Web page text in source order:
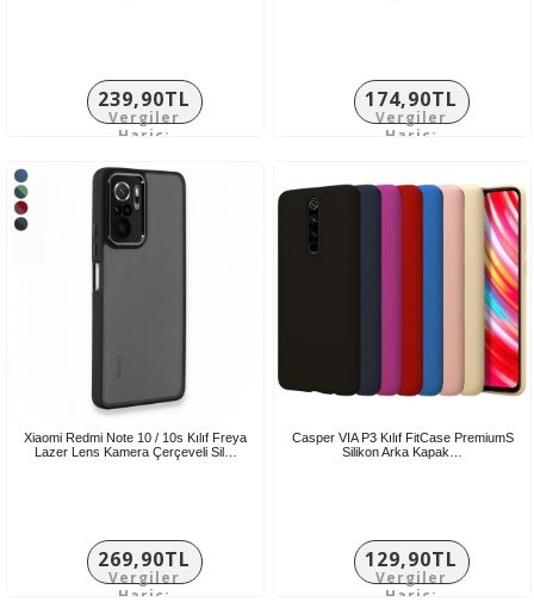
239,90TL
Vergiler
Hariç:
174,90TL
Vergiler
Hariç:
Xiaomi Redmi Note 10 / 10s Kılıf Freya
Lazer Lens Kamera Çerçeveli Sil…
269,90TL
Vergiler
Hariç:
Casper VIA P3 Kılıf FitCase PremiumS
Silikon Arka Kapak…
129,90TL
Vergiler
Hariç: